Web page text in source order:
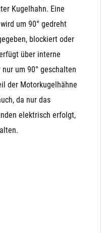
Kugelhahn. Eine
um 90° gedreht
blockiert oder
über interne
um 90° geschalten
der Motorkugelhähne
da nur das
elektrisch erfolgt,